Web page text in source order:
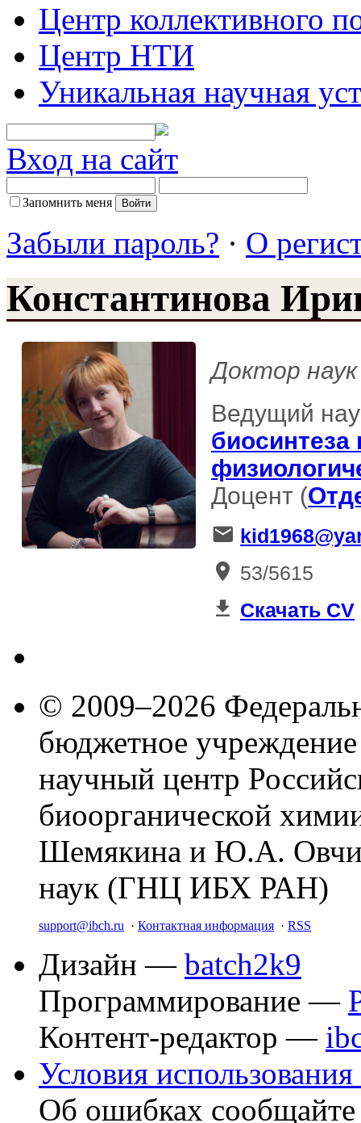
Центр коллективного
Центр НТИ
Уникальная научная
Вход на сайт
Запомнить меня
Забыли пароль? · О
Константинова
Доктор наук
Ведущий
Доцент (
53/5615
Скачать CV
© 2009–2026
бюджетное
научный центр
биоорганической
Шемякина и Ю.А.
наук (ГНЦ ИБХ РАН)
support@ibch.ru · Контактная информация · RSS
Дизайн — batch2k9
Программирование —
Контент-редактор —
Условия использования
Об ошибках